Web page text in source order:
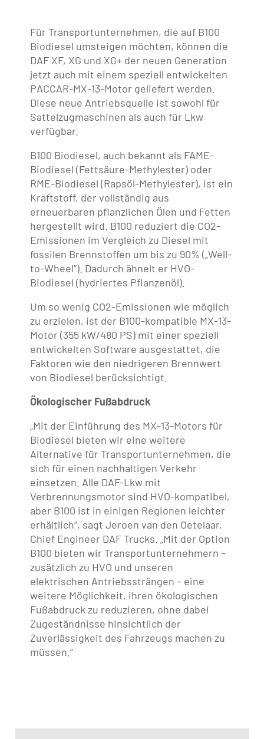
Für Transportunternehmen, die auf B100
Biodiesel umsteigen möchten, können die
DAF XF, XG und XG+ der neuen Generation
jetzt auch mit einem speziell entwickelten
PACCAR-MX-13-Motor geliefert werden.
Diese neue Antriebsquelle ist sowohl für
Sattelzugmaschinen als auch für Lkw
verfügbar.
B100 Biodiesel, auch bekannt als FAME-
Biodiesel (Fettsäure-Methylester) oder
RME-Biodiesel (Rapsöl-Methylester), ist ein
Kraftstoff, der vollständig aus
erneuerbaren pflanzlichen Ölen und Fetten
hergestellt wird. B100 reduziert die CO2-
Emissionen im Vergleich zu Diesel mit
fossilen Brennstoffen um bis zu 90% („Well-
to-Wheel“). Dadurch ähnelt er HVO-
Biodiesel (hydriertes Pflanzenöl).
Um so wenig CO2-Emissionen wie möglich
zu erzielen, ist der B100-kompatible MX-13-
Motor (355 kW/480 PS) mit einer speziell
entwickelten Software ausgestattet, die
Faktoren wie den niedrigeren Brennwert
von Biodiesel berücksichtigt.
Ökologischer Fußabdruck
„Mit der Einführung des MX-13-Motors für
Biodiesel bieten wir eine weitere
Alternative für Transportunternehmen, die
sich für einen nachhaltigen Verkehr
einsetzen. Alle DAF-Lkw mit
Verbrennungsmotor sind HVO-kompatibel,
aber B100 ist in einigen Regionen leichter
erhältlich“, sagt Jeroen van den Oetelaar,
Chief Engineer DAF Trucks. „Mit der Option
B100 bieten wir Transportunternehmern –
zusätzlich zu HVO und unseren
elektrischen Antriebssträngen – eine
weitere Möglichkeit, ihren ökologischen
Fußabdruck zu reduzieren, ohne dabei
Zugeständnisse hinsichtlich der
Zuverlässigkeit des Fahrzeugs machen zu
müssen.“